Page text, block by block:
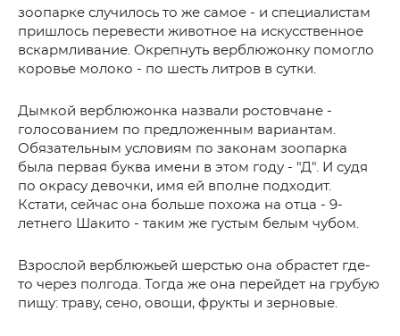
зоопарке случилось то же самое - и специалистам
пришлось перевести животное на искусственное
вскармливание. Окрепнуть верблюжонку помогло
коровье молоко - по шесть литров в сутки.
Дымкой верблюжонка назвали ростовчане -
голосованием по предложенным вариантам.
Обязательным условиям по законам зоопарка
была первая буква имени в этом году - "Д". И судя
по окрасу девочки, имя ей вполне подходит.
Кстати, сейчас она больше похожа на отца - 9-
летнего Шакито - таким же густым белым чубом.
Взрослой верблюжьей шерстью она обрастет где-
то через полгода. Тогда же она перейдет на грубую
пищу: траву, сено, овощи, фрукты и зерновые.